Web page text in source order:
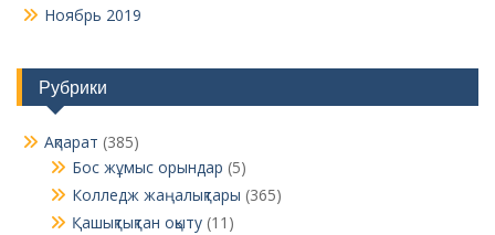
Ноябрь 2019
Рубрики
Ақпарат (385)
Бос жұмыс орындар (5)
Колледж жаңалықтары (365)
Қашықтықтан оқыту (11)